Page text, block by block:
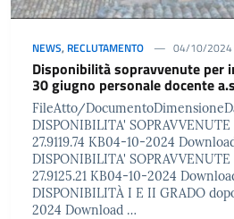
NEWS, RECLUTAMENTO 04/10/2024
Disponibilità sopravvenute per
30 giugno personale docente
FileAtto/
DISPONIBILITA'
27.9119.74 KB04-10-2024
DISPONIBILITA'
27.9125.21 KB04-10-2024
DISPONIBILITÀ I E II GRADO
2024 Download …